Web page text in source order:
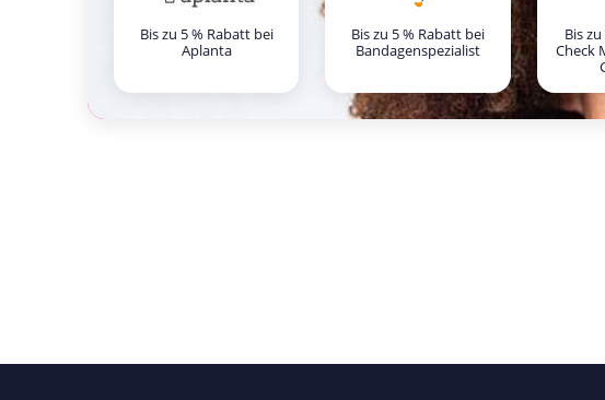
Bis zu 5 % Rabatt bei
Aplanta
Bis zu 5 % Rabatt bei
Bandagenspezialist
Bis
Check